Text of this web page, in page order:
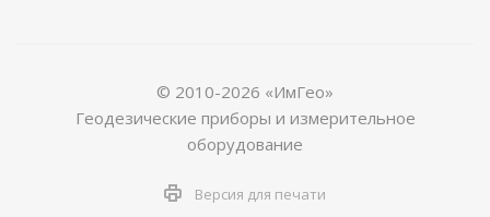
© 2010-2026 «ИмГео»
Геодезические приборы и измерительное
оборудование
Версия для печати